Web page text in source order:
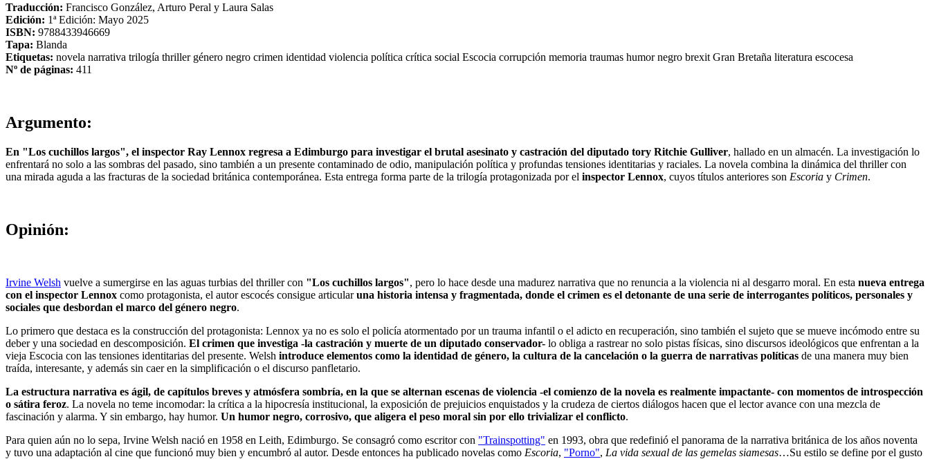
Traducción: Francisco González, Arturo Peral y Laura Salas
Edición: 1ª Edición: Mayo 2025
ISBN: 9788433946669
Tapa: Blanda
Etiquetas: novela narrativa trilogía thriller género negro crimen identidad violencia política crítica social Escocia corrupción memoria traumas humor negro brexit Gran Bretaña literatura escocesa
Nº de páginas: 411
Argumento:
En "Los cuchillos largos", el inspector Ray Lennox regresa a Edimburgo para investigar el brutal asesinato y castración del diputado tory Ritchie Gulliver, hallado en un almacén. La investigación lo
enfrentará no solo a las sombras del pasado, sino también a un presente contaminado de odio, manipulación política y profundas tensiones identitarias y raciales. La novela combina la dinámica del thriller con
una mirada aguda a las fracturas de la sociedad británica contemporánea. Esta entrega forma parte de la trilogía protagonizada por el inspector Lennox, cuyos títulos anteriores son Escoria y Crimen.
Opinión:
Irvine Welsh vuelve a sumergirse en las aguas turbias del thriller con "Los cuchillos largos", pero lo hace desde una madurez narrativa que no renuncia a la violencia ni al desgarro moral. En esta nueva entrega
con el inspector Lennox como protagonista, el autor escocés consigue articularuna historia intensa y fragmentada, donde el crimen es el detonante de una serie de interrogantes políticos, personales y
sociales que desbordan el marco del género negro.
Lo primero que destaca es la construcción del protagonista: Lennox ya no es solo el policía atormentado por un trauma infantil o el adicto en recuperación, sino también el sujeto que se mueve incómodo entre su
deber y una sociedad en descomposición. El crimen que investiga -la castración y muerte de un diputado conservador- lo obliga a rastrear no solo pistas físicas, sino discursos ideológicos que enfrentan a la
vieja Escocia con las tensiones identitarias del presente. Welsh introduce elementos como la identidad de género, la cultura de la cancelación o la guerra de narrativas políticas de una manera muy bien
traída, interesante, y además sin caer en la simplificación o el discurso panfletario.
La estructura narrativa es ágil, de capítulos breves y atmósfera sombría, en la que se alternan escenas de violencia -el comienzo de la novela es realmente impactante- con momentos de introspección
o sátira feroz. La novela no teme incomodar: la crítica a la hipocresía institucional, la exposición de prejuicios enquistados y la crudeza de ciertos diálogos hacen que el lector avance con una mezcla de
fascinación y alarma. Y sin embargo, hay humor. Un humor negro, corrosivo, que aligera el peso moral sin por ello trivializar el conflicto.
Para quien aún no lo sepa, Irvine Welsh nació en 1958 en Leith, Edimburgo. Se consagró como escritor con "Trainspotting" en 1993, obra que redefinió el panorama de la narrativa británica de los años noventa
y tuvo una adaptación al cine que funcionó muy bien y encumbró al autor. Desde entonces ha publicado novelas como Escoria, "Porno", La vida sexual de las gemelas siamesas…Su estilo se define por el gusto